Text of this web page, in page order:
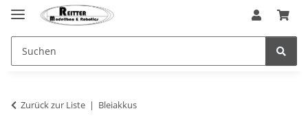
Zurück zur Liste Bleiakkus